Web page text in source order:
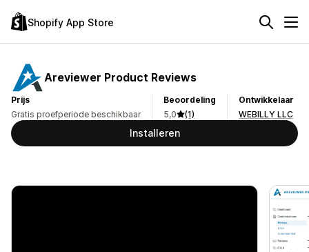
Shopify App Store
Areviewer Product Reviews
Prijs
Gratis proefperiode beschikbaar
Beoordeling
5,0
(1)
Ontwikkelaar
WEBILLY LLC
Installeren